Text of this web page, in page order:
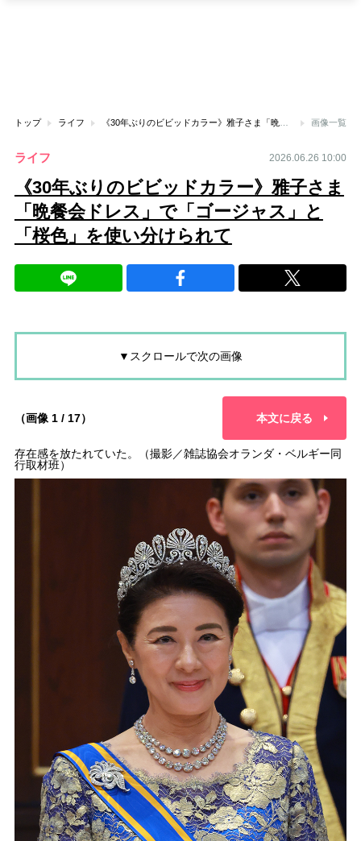
トップ ライフ 画像一覧
ライフ 2026.06.26 10:00
《30年ぶりのビビッドカラー》雅子さま
「晩餐会ドレス」で「ゴージャス」と
「桜色」を使い分けられて
▼スクロールで次の画像
（画像 1 / 17） 本文に戻る
存在感を放たれていた。（撮影／雑誌協会オランダ・ベルギー同
行取材班）